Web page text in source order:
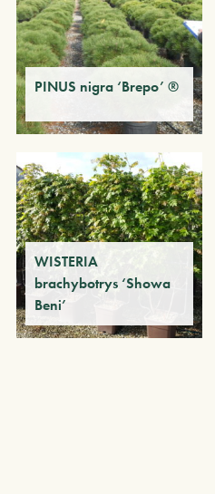
PINUS nigra ‘Brepo’ ®
WISTERIA
brachybotrys ‘Showa
Beni’